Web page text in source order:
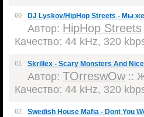
60 DJ Lyskov/HipHop Streets - Мы
Автор: HipHop Streets
Качество: 44 kHz, 320
61 Skrillex - Scary Monsters And
Автор: TOrreswOw::
Качество: 44 kHz, 320
62 Swedish House Mafia - Dont You